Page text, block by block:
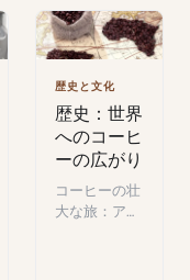
歴史と文化
歴史：世界
へのコーヒ
ーの広がり
コーヒーの壮
大な旅：アラ